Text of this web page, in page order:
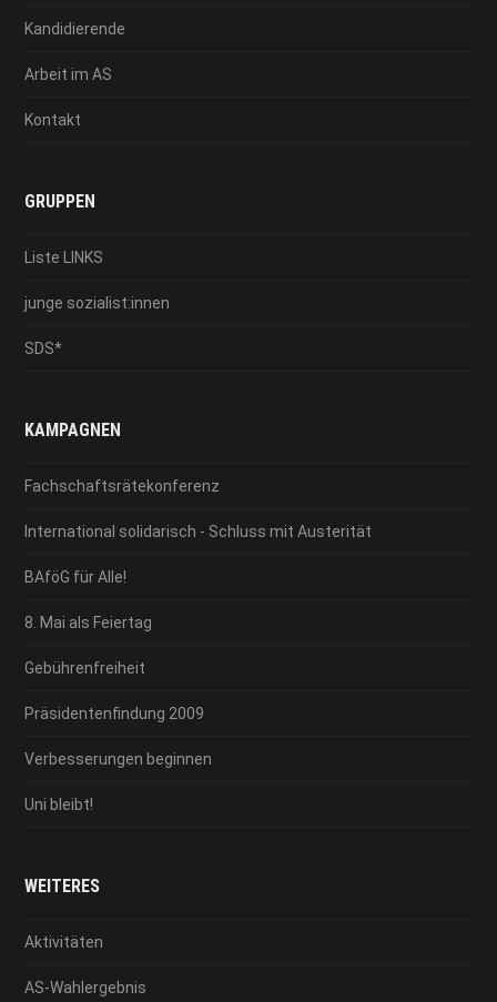
Kandidierende
Arbeit im AS
Kontakt
GRUPPEN
Liste LINKS
junge sozialist:innen
SDS*
KAMPAGNEN
Fachschaftsrätekonferenz
International solidarisch - Schluss mit Austerität
BAföG für Alle!
8. Mai als Feiertag
Gebührenfreiheit
Präsidentenfindung 2009
Verbesserungen beginnen
Uni bleibt!
WEITERES
Aktivitäten
AS-Wahlergebnis